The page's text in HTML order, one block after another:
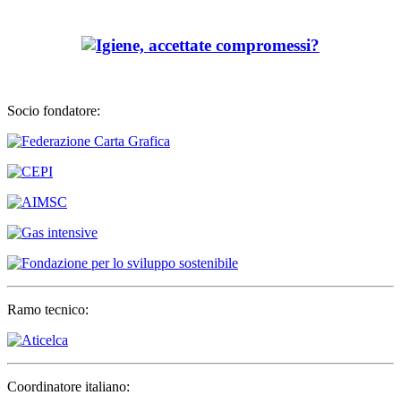
Socio fondatore:
Ramo tecnico:
Coordinatore italiano: